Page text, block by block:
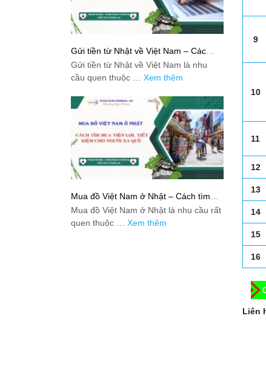
9
10
11
12
13
14
15
16
Liên
Gửi tiền từ Nhật về Việt Nam – Các
cách chuyển an toàn, nhanh và tiết
kiệm
Gửi tiền từ Nhật về Việt Nam là nhu
cầu quen thuộc … Xem thêm
Mua đồ Việt Nam ở Nhật – Cách tìm
mua tiện lợi, tiết kiệm cho người xa quê
Mua đồ Việt Nam ở Nhật là nhu cầu rất
quen thuộc … Xem thêm